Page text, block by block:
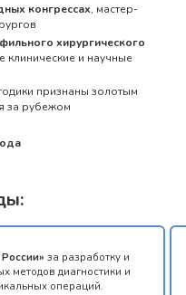
за разработку и
методов диагностики и
операций.
конгрессах, мастер-
хирургического
и научные
признаны золотым
за рубежом